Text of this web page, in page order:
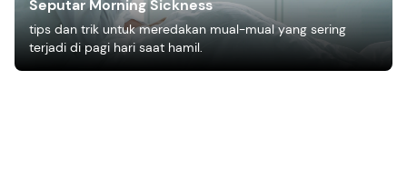
Seputar Morning Sickness
tips dan trik untuk meredakan mual-mual yang sering
terjadi di pagi hari saat hamil.